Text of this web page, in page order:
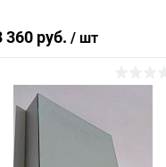
360 руб. / шт
В корзину
Купить в 1 клик Сравнение